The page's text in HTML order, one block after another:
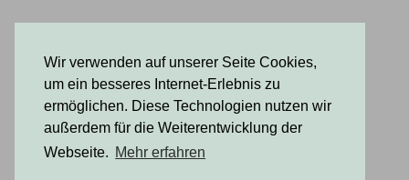
Wir verwenden auf unserer Seite Cookies,
um ein besseres Internet-Erlebnis zu
ermöglichen. Diese Technologien nutzen wir
außerdem für die Weiterentwicklung der
Webseite. Mehr erfahren